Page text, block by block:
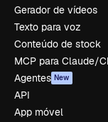
Gerador de vídeos
Texto para voz
Conteúdo de stock
MCP para Claude/
Agentes New
API
App móvel